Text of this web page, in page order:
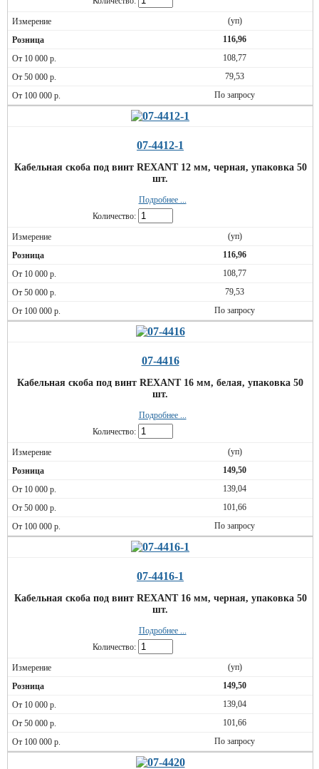
(уп)
116,96
108,77
79,53
По запросу
07-4412-1
Кабельная скоба под винт REXANT 12 мм, черная, упаковка 50
шт.
Подробнее ...
Количество:
(уп)
116,96
108,77
79,53
По запросу
07-4416
Кабельная скоба под винт REXANT 16 мм, белая, упаковка 50
шт.
Подробнее ...
Количество:
(уп)
149,50
139,04
101,66
По запросу
07-4416-1
Кабельная скоба под винт REXANT 16 мм, черная, упаковка 50
шт.
Подробнее ...
Количество:
(уп)
149,50
139,04
101,66
По запросу